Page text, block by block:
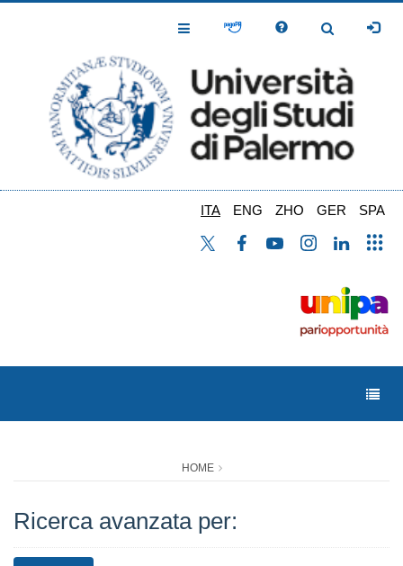
Toggle
Toggle
ITA ENG ZHO GER SPA
HOME
Ricerca avanzata per: